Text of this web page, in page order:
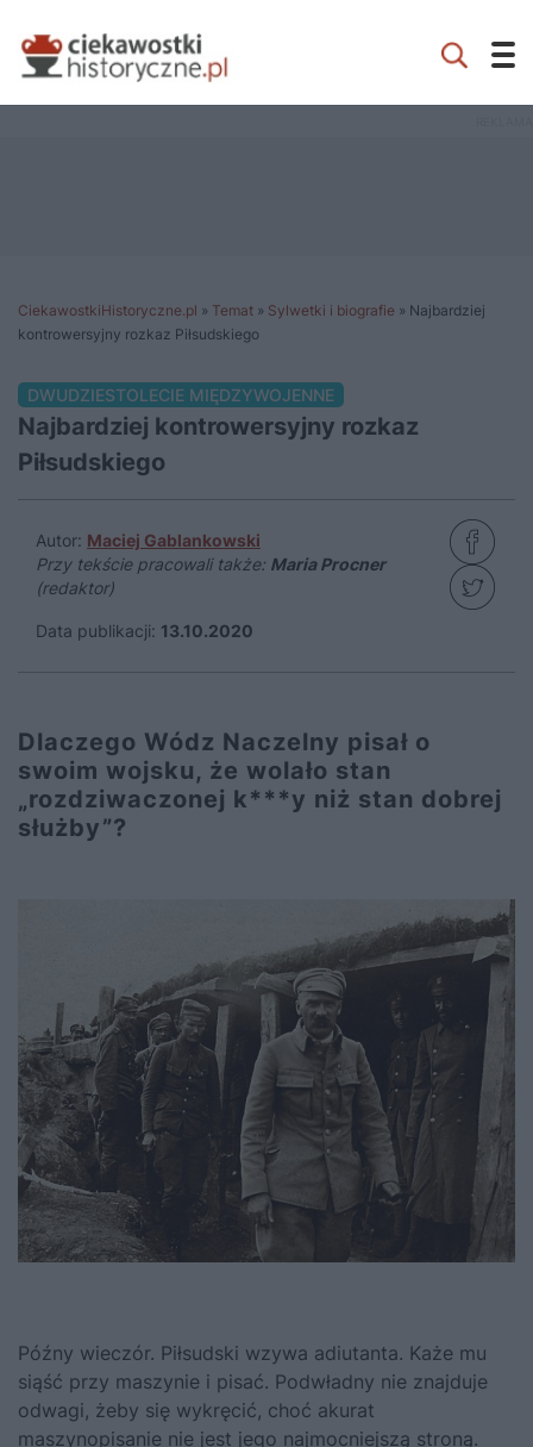
CiekawostkiHistoryczne.pl » Temat » Sylwetki i biografie » Najbardziej
kontrowersyjny rozkaz Piłsudskiego
DWUDZIESTOLECIE MIĘDZYWOJENNE
Najbardziej kontrowersyjny rozkaz
Piłsudskiego
Autor: Maciej Gablankowski
Przy tekście pracowali także: Maria Procner
(redaktor)
Data publikacji: 13.10.2020
Dlaczego Wódz Naczelny pisał o
swoim wojsku, że wolało stan
„rozdziwaczonej k***y niż stan dobrej
służby”?
Późny wieczór. Piłsudski wzywa adiutanta. Każe mu
siąść przy maszynie i pisać. Podwładny nie znajduje
odwagi, żeby się wykręcić, choć akurat
maszynopisanie nie jest jego najmocniejszą stroną.